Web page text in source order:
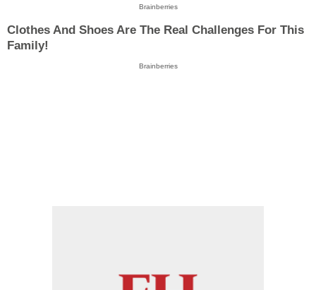
Brainberries
Clothes And Shoes Are The Real Challenges For This
Family!
Brainberries